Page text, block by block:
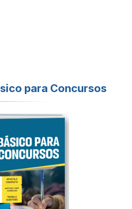
para Concursos